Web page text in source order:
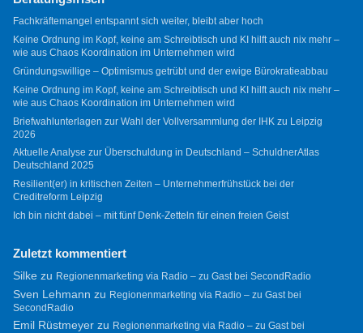
Fachkräftemangel entspannt sich weiter, bleibt aber hoch
Keine Ordnung im Kopf, keine am Schreibtisch und KI hilft auch nix mehr –
wie aus Chaos Koordination im Unternehmen wird
Gründungswillige – Optimismus getrübt und der ewige Bürokratieabbau
Keine Ordnung im Kopf, keine am Schreibtisch und KI hilft auch nix mehr –
wie aus Chaos Koordination im Unternehmen wird
Briefwahlunterlagen zur Wahl der Vollversammlung der IHK zu Leipzig
2026
Aktuelle Analyse zur Überschuldung in Deutschland – SchuldnerAtlas
Deutschland 2025
Resilient(er) in kritischen Zeiten – Unternehmerfrühstück bei der
Creditreform Leipzig
Ich bin nicht dabei – mit fünf Denk-Zetteln für einen freien Geist
Zuletzt kommentiert
Silkezu Regionenmarketing via Radio – zu Gast bei SecondRadio
Sven Lehmann zu Regionenmarketing via Radio – zu Gast bei
SecondRadio
Emil Rüstmeyerzu Regionenmarketing via Radio – zu Gast bei